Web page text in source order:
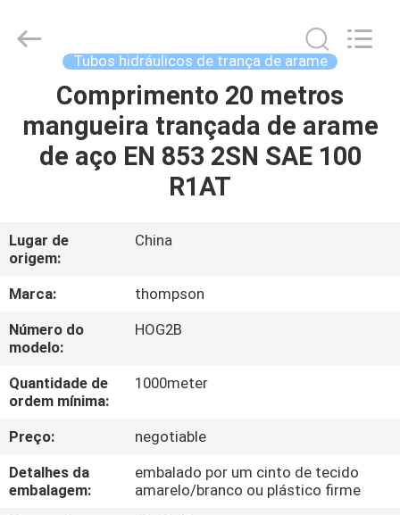
CASA
PRODUTOS
NÓS
EXCURSÃO
DA
FÁBRICA
CONTROLE
DA
QUALIDADE
Tubos hidráulicos de trança de arame
Comprimento 20 metros
mangueira trançada de arame
de aço EN 853 2SN SAE 100
R1AT
Lugar de
origem:
China
Marca:
thompson
Número do
modelo:
HOG2B
Quantidade de
ordem mínima:
1000meter
Preço:
negotiable
Detalhes da
embalagem:
embalado por um cinto de tecido
amarelo/branco ou plástico firme